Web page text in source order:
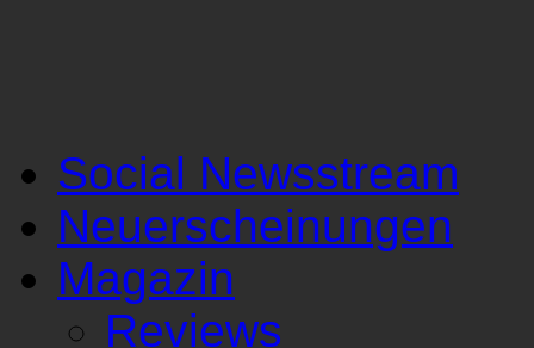
Social Newsstream
Neuerscheinungen
Magazin
Reviews